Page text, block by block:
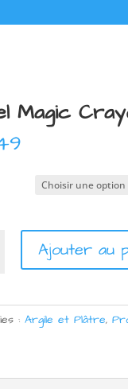
Magic
Ajouter au
: Argile et Plâtre,